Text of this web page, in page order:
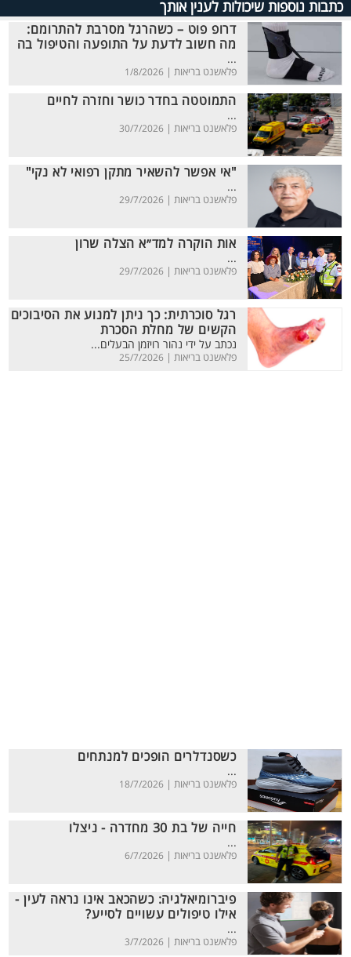
כתבות נוספות שיכולות לענין אותך
דרופ פוט – כשהרגל מסרבת להתרומם:
מה חשוב לדעת על התופעה והטיפול בה
...
פלאשנט בריאות | 1/8/2026
התמוטטה בחדר כושר וחזרה לחיים
...
פלאשנט בריאות | 30/7/2026
"אי אפשר להשאיר מתקן רפואי לא נקי"
...
פלאשנט בריאות | 29/7/2026
אות הוקרה למד״א הצלה שרון
...
פלאשנט בריאות | 29/7/2026
רגל סוכרתית: כך ניתן למנוע את הסיבוכים
הקשים של מחלת הסכרת
נכתב על ידי נהור רויזמן הבעלים...
פלאשנט בריאות | 25/7/2026
כשסנדלרים הופכים למנתחים
...
פלאשנט בריאות | 18/7/2026
חייה של בת 30 מחדרה - ניצלו
...
פלאשנט בריאות | 6/7/2026
פיברומיאלגיה: כשהכאב אינו נראה לעין -
אילו טיפולים עשויים לסייע?
...
פלאשנט בריאות | 3/7/2026